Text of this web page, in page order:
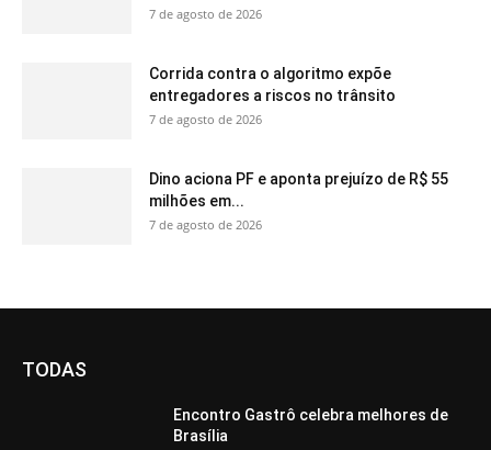
7 de agosto de 2026
Corrida contra o algoritmo expõe
entregadores a riscos no trânsito
7 de agosto de 2026
Dino aciona PF e aponta prejuízo de R$ 55
milhões em...
7 de agosto de 2026
TODAS
Encontro Gastrô celebra melhores de
Brasília